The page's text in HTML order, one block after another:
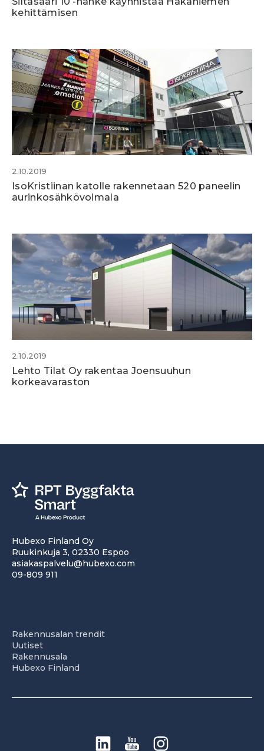
kehittämisen
2.10.2019
IsoKristiinan katolle rakennetaan 520 paneelin
aurinkosähkövoimala
2.10.2019
Lehto Tilat Oy rakentaa Joensuuhun
korkeavaraston
Hubexo Finland Oy
Ruukinkuja 3, 02330 Espoo
asiakaspalvelu@hubexo.com
09-809 911
Rakennusalan trendit
Uutiset
Rakennusala
Hubexo Finland